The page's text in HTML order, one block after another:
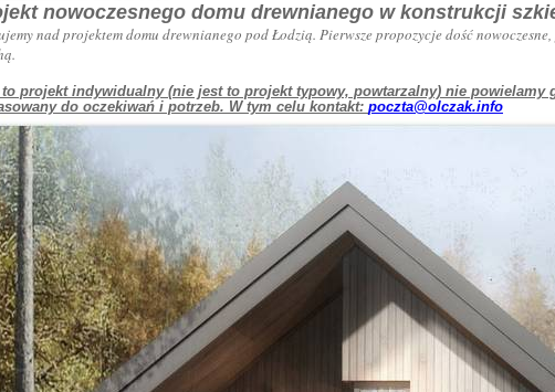
nowoczesnego domu drewnianego w konstrukcji
nad projektem domu drewnianego pod Łodzią. Pierwsze propozycje dość
to projekt indywidualny (nie jest to projekt typowy, powtarzalny) nie
do oczekiwań i potrzeb. W tym celu kontakt: poczta@olczak.info